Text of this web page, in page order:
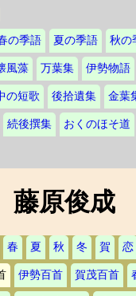
の季語 夏の季語 秋の
風藻 万葉集 伊勢物語
の短歌 後拾遺集 金葉
続後撰集 おくのほそ道
藤原俊成
春 夏 秋 冬 賀 恋
伊勢百首 賀茂百首